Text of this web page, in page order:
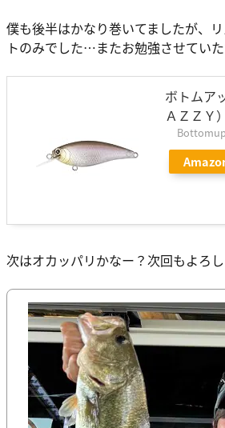
僕も後半はかなり巻いてましたが、
トのみでした…またお勉強させてい
ボトムア
ＡＺＺＹ
Bottomup
次はオカッパリかなー？次回もよろ